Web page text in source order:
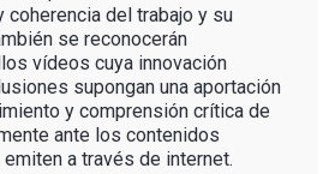
coherencia del trabajo y su
se reconocerán
vídeos cuya innovación
supongan una aportación
y comprensión crítica de
ante los contenidos
a través de internet.